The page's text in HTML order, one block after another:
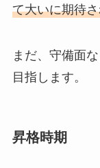
て大いに期待
まだ、守備面
目指します。
昇格時期